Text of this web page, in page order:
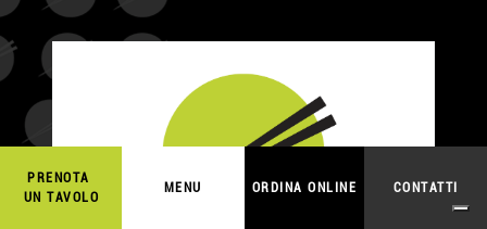
PRENOTA
UN TAVOLO
MENU ORDINA ONLINE CONTATTI